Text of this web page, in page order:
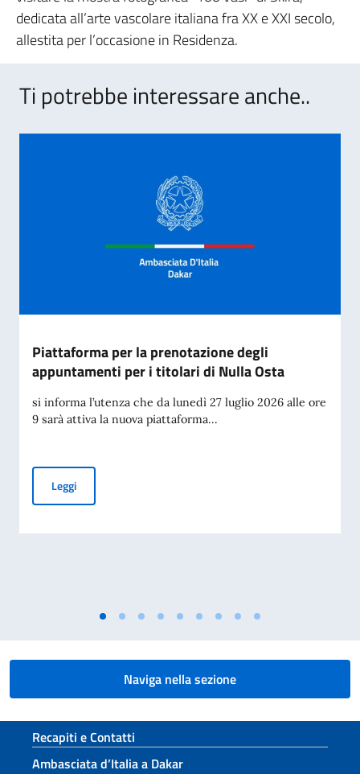
dedicata all’arte vascolare italiana fra XX e XXI secolo,
allestita per l’occasione in Residenza.
Ti potrebbe interessare anche..
Piattaforma per la prenotazione degli
appuntamenti per i titolari di Nulla Osta
si informa l’utenza che da lunedì 27 luglio 2026 alle ore
9 sarà attiva la nuova piattaforma...
LeggiPiattaforma per la prenotazione degli appuntamenti per i
Naviga nella sezione
Sezione footer
Recapiti e Contatti
Ambasciata d’Italia a Dakar